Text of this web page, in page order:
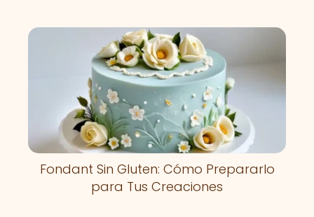
Fondant Sin Gluten: Cómo Prepararlo
para Tus Creaciones